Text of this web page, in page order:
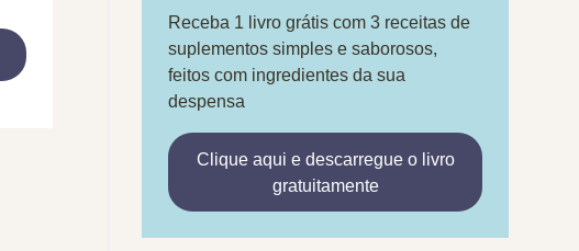
Receba 1 livro grátis com 3 receitas de
suplementos simples e saborosos,
feitos com ingredientes da sua
despensa
Clique aqui e descarregue o livro
gratuitamente